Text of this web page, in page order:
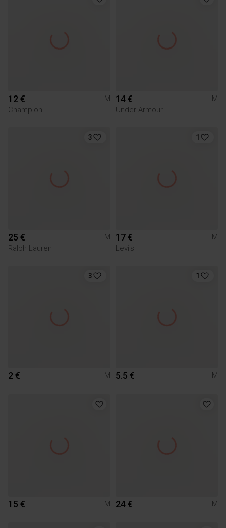
12 €
M
Champion
14 €
M
Under Armour
3
25 €
M
Ralph Lauren
1
17 €
M
Levi's
3
2 € M
1
5.5 € M
15 € M 24 € M